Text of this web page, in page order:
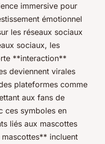
immersive pour
émotionnel
les réseaux sociaux
sociaux, les
**interaction**
deviennent virales
plateformes comme
aux fans de
ces symboles en
liés aux mascottes
incluent